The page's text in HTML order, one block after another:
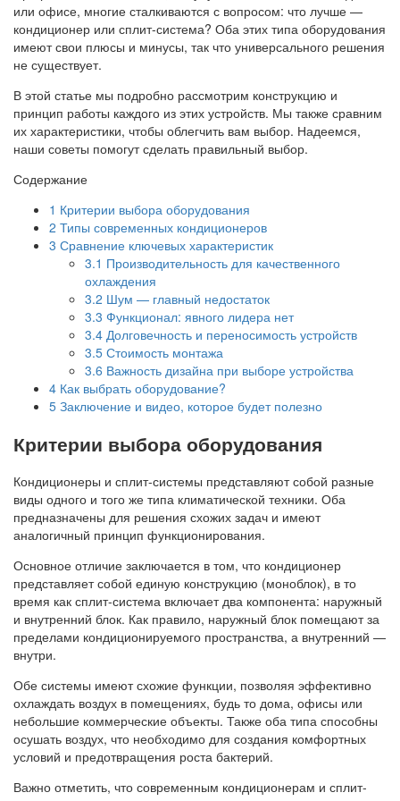
или офисе, многие сталкиваются с вопросом: что лучше —
кондиционер или сплит-система? Оба этих типа оборудования
имеют свои плюсы и минусы, так что универсального решения
не существует.
В этой статье мы подробно рассмотрим конструкцию и
принцип работы каждого из этих устройств. Мы также сравним
их характеристики, чтобы облегчить вам выбор. Надеемся,
наши советы помогут сделать правильный выбор.
Содержание
1 Критерии выбора оборудования
2 Типы современных кондиционеров
3 Сравнение ключевых характеристик
3.1 Производительность для качественного
охлаждения
3.2 Шум — главный недостаток
3.3 Функционал: явного лидера нет
3.4 Долговечность и переносимость устройств
3.5 Стоимость монтажа
3.6 Важность дизайна при выборе устройства
4 Как выбрать оборудование?
5 Заключение и видео, которое будет полезно
Критерии выбора оборудования
Кондиционеры и сплит-системы представляют собой разные
виды одного и того же типа климатической техники. Оба
предназначены для решения схожих задач и имеют
аналогичный принцип функционирования.
Основное отличие заключается в том, что кондиционер
представляет собой единую конструкцию (моноблок), в то
время как сплит-система включает два компонента: наружный
и внутренний блок. Как правило, наружный блок помещают за
пределами кондиционируемого пространства, а внутренний —
внутри.
Обе системы имеют схожие функции, позволяя эффективно
охлаждать воздух в помещениях, будь то дома, офисы или
небольшие коммерческие объекты. Также оба типа способны
осушать воздух, что необходимо для создания комфортных
условий и предотвращения роста бактерий.
Важно отметить, что современным кондиционерам и сплит-